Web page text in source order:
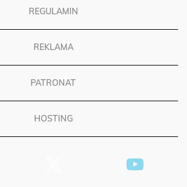
REGULAMIN
REKLAMA
PATRONAT
HOSTING